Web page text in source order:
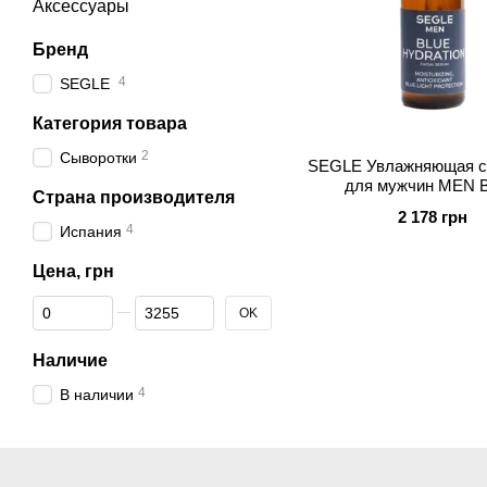
SEGLE Увлажняющая
для мужчин MEN
2 178 грн
Аксессуары
Бренд
SEGLE 4
Категория товара
Сыворотки 2
Страна производителя
Испания 4
Цена, грн
От Цена, грн
До Цена, грн OK
Наличие
В наличии 4